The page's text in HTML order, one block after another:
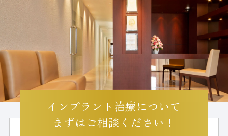
インプラント治療について
まずはご相談ください！